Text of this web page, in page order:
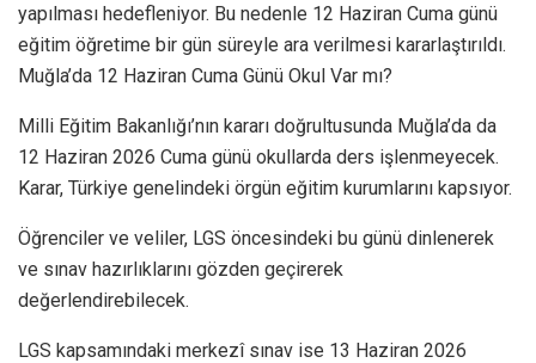
yapılması hedefleniyor. Bu nedenle 12 Haziran Cuma günü
eğitim öğretime bir gün süreyle ara verilmesi kararlaştırıldı.
Muğla’da 12 Haziran Cuma Günü Okul Var mı?
Milli Eğitim Bakanlığı’nın kararı doğrultusunda Muğla’da da
12 Haziran 2026 Cuma günü okullarda ders işlenmeyecek.
Karar, Türkiye genelindeki örgün eğitim kurumlarını kapsıyor.
Öğrenciler ve veliler, LGS öncesindeki bu günü dinlenerek
ve sınav hazırlıklarını gözden geçirerek
değerlendirebilecek.
LGS kapsamındaki merkezî sınav ise 13 Haziran 2026